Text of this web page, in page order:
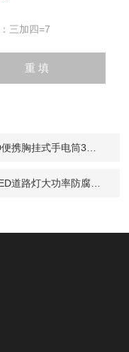
三加四=7
挂式手电筒3W充电
灯大功率防腐投光灯